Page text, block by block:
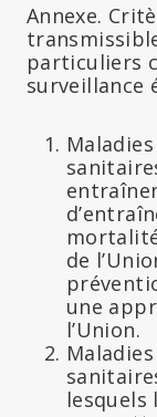
Annexe.
particuliers
surveillance
de
une
l’Union.
lesquels